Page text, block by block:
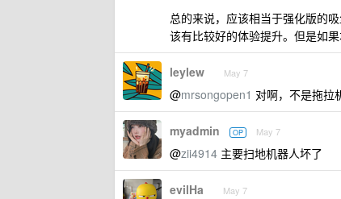
总的来说，应该相当于强化版的
该有比较好的体验提升。但是如
leylew May 7
@mrsongopen1 对啊，不是拖拉
myadmin OP May 7
@zii4914 主要扫地机器人坏了
evilHa May 7